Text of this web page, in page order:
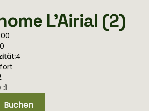
L'Airial (2)
4
:1
Buchen